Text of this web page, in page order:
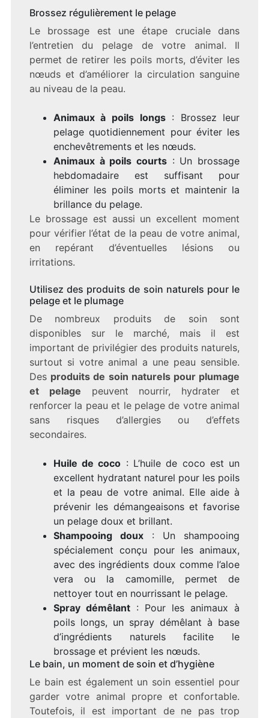
Brossez régulièrement le pelage
Le brossage est une étape cruciale dans
l’entretien du pelage de votre animal. Il
permet de retirer les poils morts, d’éviter les
nœuds et d’améliorer la circulation sanguine
au niveau de la peau.
Animaux à poils longs: Brossez leur
pelage quotidiennement pour éviter les
enchevêtrements et les nœuds.
Animaux à poils courts : Un brossage
hebdomadaire est suffisant pour
éliminer les poils morts et maintenir la
brillance du pelage.
Le brossage est aussi un excellent moment
pour vérifier l’état de la peau de votre animal,
en repérant d’éventuelles lésions ou
irritations.
Utilisez des produits de soin naturels pour le
pelage et le plumage
De nombreux produits de soin sont
disponibles sur le marché, mais il est
important de privilégier des produits naturels,
surtout si votre animal a une peau sensible.
Des produits de soin naturels pour plumage
et pelage peuvent nourrir, hydrater et
renforcer la peau et le pelage de votre animal
sans risques d’allergies ou d’effets
secondaires.
Huile de coco : L’huile de coco est un
excellent hydratant naturel pour les poils
et la peau de votre animal. Elle aide à
prévenir les démangeaisons et favorise
un pelage doux et brillant.
Shampooing doux: Un shampooing
spécialement conçu pour les animaux,
avec des ingrédients doux comme l’aloe
vera ou la camomille, permet de
nettoyer tout en nourrissant le pelage.
Spray démêlant: Pour les animaux à
poils longs, un spray démêlant à base
d’ingrédients naturels facilite le
brossage et prévient les nœuds.
Le bain, un moment de soin et d’hygiène
Le bain est également un soin essentiel pour
garder votre animal propre et confortable.
Toutefois, il est important de ne pas trop